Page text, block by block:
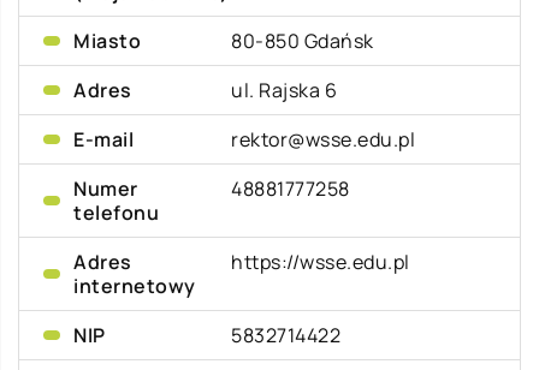
Miasto
80-850 Gdańsk
Adres
ul. Rajska 6
E-mail
rektor@wsse.edu.pl
Numer
telefonu
48881777258
Adres
internetowy
https://wsse.edu.pl
NIP
5832714422